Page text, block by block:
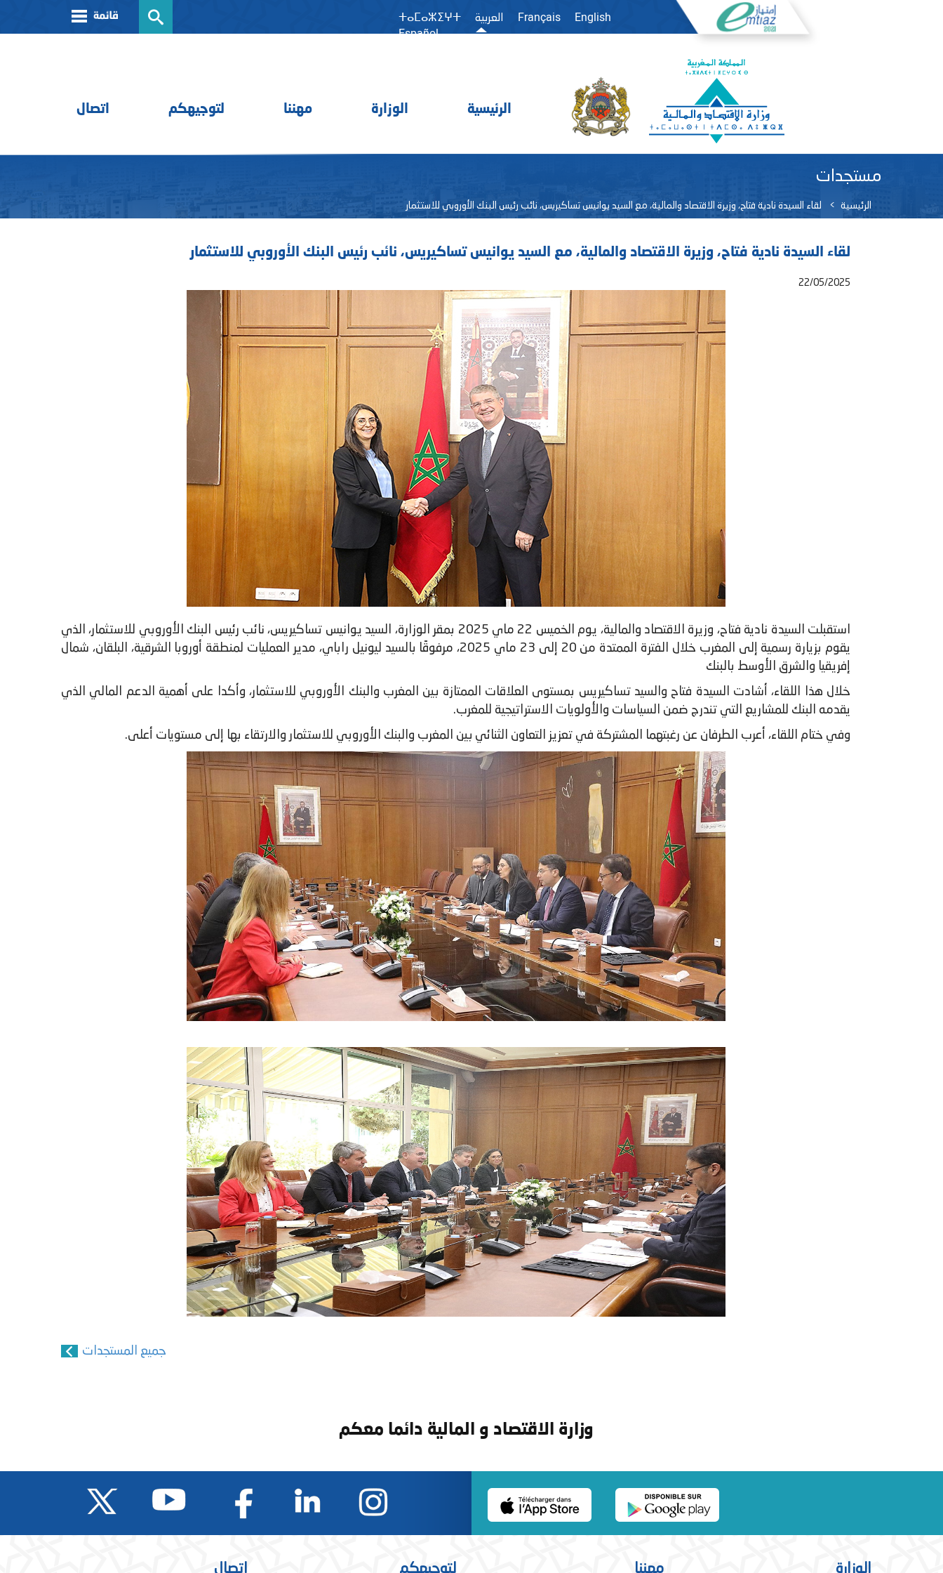
ⵜⴰⵎⴰⵣⵉⵖⵜ العربية Français
English
Español
الرئيسية الوزارة مهننا لتوجيهكم اتصال
مستجدات
الرئيسية لقاء السيدة نادية فتاح، وزيرة الاقتصاد والمالية، مع السيد يوانيس تساكيريس، نائب رئيس البنك الأوروبي للاستثمار
لقاء السيدة نادية فتاح، وزيرة الاقتصاد والمالية، مع السيد يوانيس تساكيريس، نائب رئيس البنك الأوروبي للاستثمار
22/05/2025
استقبلت السيدة نادية فتاح، وزيرة الاقتصاد والمالية، يوم الخميس 22 ماي 2025 بمقر الوزارة، السيد يوانيس تساكيريس، نائب رئيس البنك الأوروبي للاستثمار، الذي
يقوم بزيارة رسمية إلى المغرب خلال الفترة الممتدة من 20 إلى 23 ماي 2025، مرفوقًا بالسيد ليونيل راباي، مدير العمليات لمنطقة أوروبا الشرقية، البلقان، شمال
إفريقيا والشرق الأوسط بالبنك
​خلال هذا اللقاء، أشادت السيدة فتاح والسيد تساكيريس بمستوى العلاقات الممتازة بين المغرب والبنك الأوروبي للاستثمار، وأكدا على أهمية الدعم المالي الذي
يقدمه البنك للمشاريع التي تندرج ضمن السياسات والأولويات الاستراتيجية للمغرب.
وفي ختام اللقاء، أعرب الطرفان عن رغبتهما المشتركة في تعزيز التعاون الثنائي بين المغرب والبنك الأوروبي للاستثمار والارتقاء بها إلى مستويات أعلى.
جميع المستجدات
وزارة الاقتصاد و المالية دائما معكم
اتصال لتوجيهكم مهننا الوزارة